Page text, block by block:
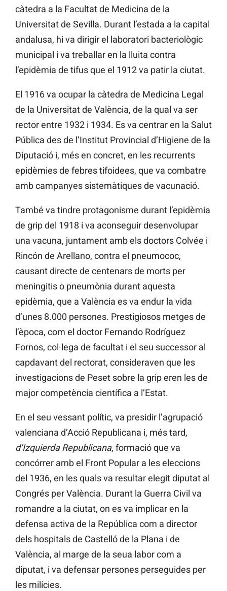
càtedra a la Facultat de Medicina de la
Universitat de Sevilla. Durant l’estada a la capital
andalusa, hi va dirigir el laboratori bacteriològic
municipal i va treballar en la lluita contra
l’epidèmia de tifus que el 1912 va patir la ciutat.
El 1916 va ocupar la càtedra de Medicina Legal
de la Universitat de València, de la qual va ser
rector entre 1932 i 1934. Es va centrar en la Salut
Pública des de l’Institut Provincial d’Higiene de la
Diputació i, més en concret, en les recurrents
epidèmies de febres tifoidees, que va combatre
amb campanyes sistemàtiques de vacunació.
També va tindre protagonisme durant l’epidèmia
de grip del 1918 i va aconseguir desenvolupar
una vacuna, juntament amb els doctors Colvée i
Rincón de Arellano, contra el pneumococ,
causant directe de centenars de morts per
meningitis o pneumònia durant aquesta
epidèmia, que a València es va endur la vida
d’unes 8.000 persones. Prestigiosos metges de
l’època, com el doctor Fernando Rodríguez
Fornos, col·lega de facultat i el seu successor al
capdavant del rectorat, consideraven que les
investigacions de Peset sobre la grip eren les de
major competència científica a l’Estat.
En el seu vessant polític, va presidir l’agrupació
valenciana d’Acció Republicana i, més tard,
d’IzquierdaRepublicana, formació que va
concórrer amb el Front Popular a les eleccions
del 1936, en les quals va resultar elegit diputat al
Congrés per València. Durant la Guerra Civil va
romandre a la ciutat, on es va implicar en la
defensa activa de la República com a director
dels hospitals de Castelló de la Plana i de
València, al marge de la seua labor com a
diputat, i va defensar persones perseguides per
les milícies.